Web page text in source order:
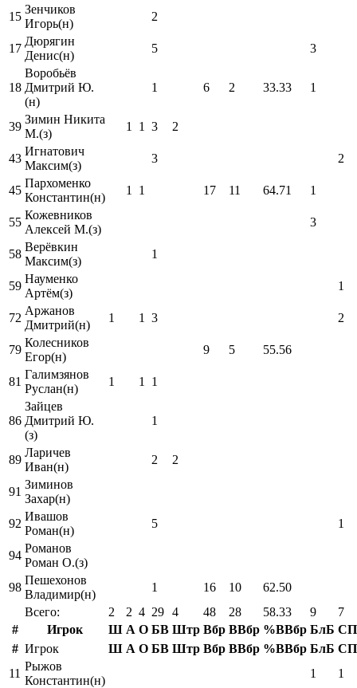
Всего: 2 2 4 29 4 48 28 58.33 9
7
#
Игрок Ш А О БВ Штр Вбр ВВбр %ВВбр БлБ
15
Зенчиков
Игорь(н)
2
17
Дюрягин
Денис(н)
5 3
18
Воробьёв
Дмитрий Ю.
(н)
1 6 2 33.33 1
39
Зимин Никита
М.(з)
1 1 3 2
43
Игнатович
Максим(з)
3 2
45
Пархоменко
Константин(н)
1 1 17 11 64.71 1
55
Кожевников
Алексей М.(з)
3
58
Верёвкин
Максим(з)
1
59
Науменко
Артём(з)
1
72
Аржанов
Дмитрий(н)
1 1 3 2
79
Колесников
Егор(н)
9 5 55.56
81
Галимзянов
Руслан(н)
1 1 1
86
Зайцев
Дмитрий Ю.
(з)
1
89
Ларичев
Иван(н)
2 2
91
Зиминов
Захар(н)
92
Ивашов
Роман(н)
5 1
94
Романов
Роман О.(з)
98
Пешехонов
Владимир(н)
1 16 10 62.50
# Игрок Ш А О БВ Штр Вбр ВВбр %ВВбр БлБ
11
Рыжов
Константин(н)
1 1